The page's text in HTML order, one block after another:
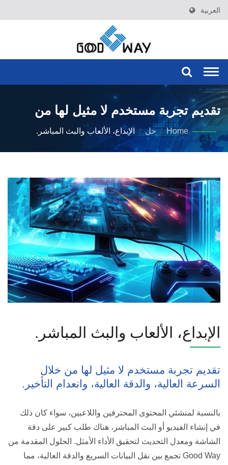
العربية
تقديم تجربة مستخدم لا مثيل لها من
خلال السرعة العالية، والدقة العالية،
وانعدام التأخير.
Home
/ حل / الإبداع، الألعاب والبث المباشر.
الإبداع، الألعاب والبث المباشر.
تقديم تجربة مستخدم لا مثيل لها من خلال
السرعة العالية، والدقة العالية، وانعدام التأخير.
بالنسبة لمنشئي المحتوى المحترفين واللاعبين، سواء كان ذلك
في إنشاء الفيديو أو البث المباشر، هناك طلب كبير على دقة
الشاشة ومعدل التحديث لتحقيق الأداء الأمثل. الحلول المقدمة من
Good Way تجمع بين نقل البيانات السريع والدقة العالية، مما